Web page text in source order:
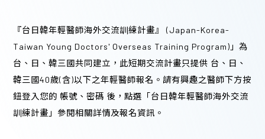
證與創傷後壓力（PTSD）臨床實務教育訓練
B類
・1學分
台東馬偕紀念醫院 恩典樓9樓 李庥紀念禮拜
堂
09:00 - 15:00 (1 hours)
『台日韓年輕醫師海外交流訓練計畫』 (Japan-Korea-
Taiwan Young Doctors' Overseas Training Program)」為
台、日、韓三國共同建立，此短期交流計畫只提供 台、日、
韓三國40歲(含)以下之年輕醫師報名。請有興趣之醫師下方按
鈕登入您的 帳號、密碼 後，點選「台日韓年輕醫師海外交流
訓練計畫」參閱相關詳情及報名資訊。